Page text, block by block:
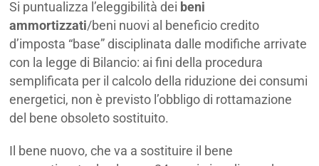
Si puntualizza l’eleggibilità dei beni
ammortizzati/beni nuovi al beneficio credito
d’imposta “base” disciplinata dalle modifiche arrivate
con la legge di Bilancio: ai fini della procedura
semplificata per il calcolo della riduzione dei consumi
energetici, non è previsto l’obbligo di rottamazione
del bene obsoleto sostituito.
Il bene nuovo, che va a sostituire il bene